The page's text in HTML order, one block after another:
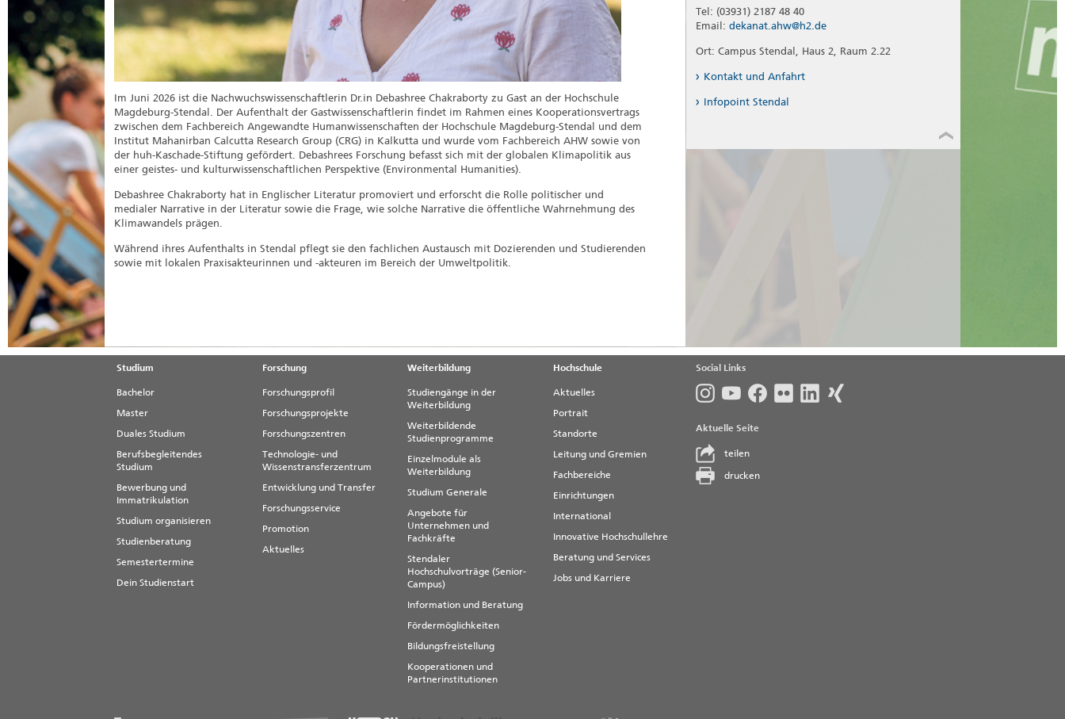
Im Juni 2026 ist die Nachwuchswissenschaftlerin Dr.in Debashree Chakraborty zu Gast an der Hochschule
Magdeburg-Stendal. Der Aufenthalt der Gastwissenschaftlerin findet im Rahmen eines Kooperationsvertrags
zwischen dem Fachbereich Angewandte Humanwissenschaften der Hochschule Magdeburg-Stendal und dem
Institut Mahanirban Calcutta Research Group (CRG) in Kalkutta und wurde vom Fachbereich AHW sowie von
der huh-Kaschade-Stiftung gefördert. Debashrees Forschung befasst sich mit der globalen Klimapolitik aus
einer geistes- und kulturwissenschaftlichen Perspektive (Environmental Humanities).
Debashree Chakraborty hat in Englischer Literatur promoviert und erforscht die Rolle politischer und
medialer Narrative in der Literatur sowie die Frage, wie solche Narrative die öffentliche Wahrnehmung des
Klimawandels prägen.
Während ihres Aufenthalts in Stendal pflegt sie den fachlichen Austausch mit Dozierenden und Studierenden
sowie mit lokalen Praxisakteurinnen und -akteuren im Bereich der Umweltpolitik.
Tel: (03931) 2187 48 40
Email:dekanat.ahw@h2.de
Ort: Campus Stendal, Haus 2, Raum 2.22
Kontakt und Anfahrt
Infopoint Stendal
Studium
Bachelor
Master
Duales Studium
Berufsbegleitendes
Studium
Bewerbung und
Immatrikulation
Studium organisieren
Studienberatung
Semestertermine
Dein Studienstart
Forschung
Forschungsprofil
Forschungsprojekte
Forschungszentren
Technologie- und
Wissenstransferzentrum
Entwicklung und Transfer
Forschungsservice
Promotion
Aktuelles
Weiterbildung
Studiengänge in der
Weiterbildung
Weiterbildende
Studienprogramme
Einzelmodule als
Weiterbildung
Studium Generale
Angebote für
Unternehmen und
Fachkräfte
Stendaler
Hochschulvorträge (Senior-
Campus)
Information und Beratung
Fördermöglichkeiten
Bildungsfreistellung
Kooperationen und
Partnerinstitutionen
Hochschule
Aktuelles
Portrait
Standorte
Leitung und Gremien
Fachbereiche
Einrichtungen
International
Innovative Hochschullehre
Beratung und Services
Jobs und Karriere
Social Links
Aktuelle Seite
teilen
drucken